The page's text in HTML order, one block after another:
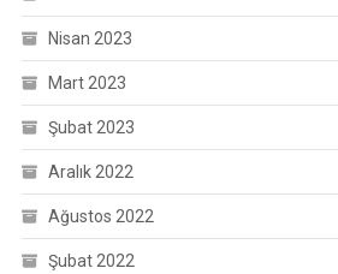
Nisan 2023
Mart 2023
Şubat 2023
Aralık 2022
Ağustos 2022
Şubat 2022